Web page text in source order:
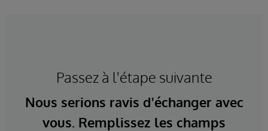
Passez à l'étape suivante
Nous serions ravis d'échanger avec
vous. Remplissez les champs